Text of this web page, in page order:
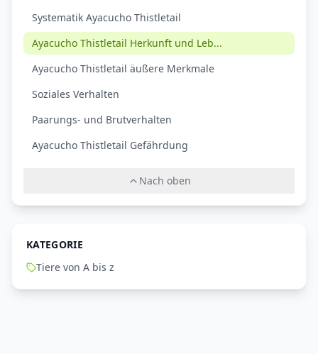
Systematik Ayacucho Thistletail
Ayacucho Thistletail Herkunft und Leb...
Ayacucho Thistletail äußere Merkmale
Soziales Verhalten
Paarungs- und Brutverhalten
Ayacucho Thistletail Gefährdung
Nach oben
KATEGORIE
Tiere von A bis z